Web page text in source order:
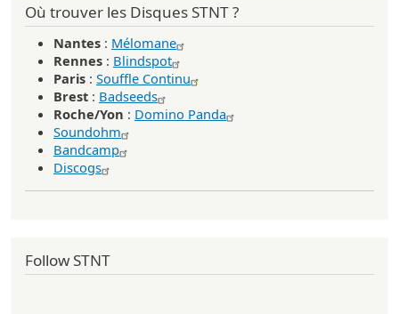
Où trouver les Disques STNT ?
Nantes : Mélomane
Rennes : Blindspot
Paris : Souffle Continu
Brest : Badseeds
Roche/Yon : Domino Panda
Soundohm
Bandcamp
Discogs
Follow STNT